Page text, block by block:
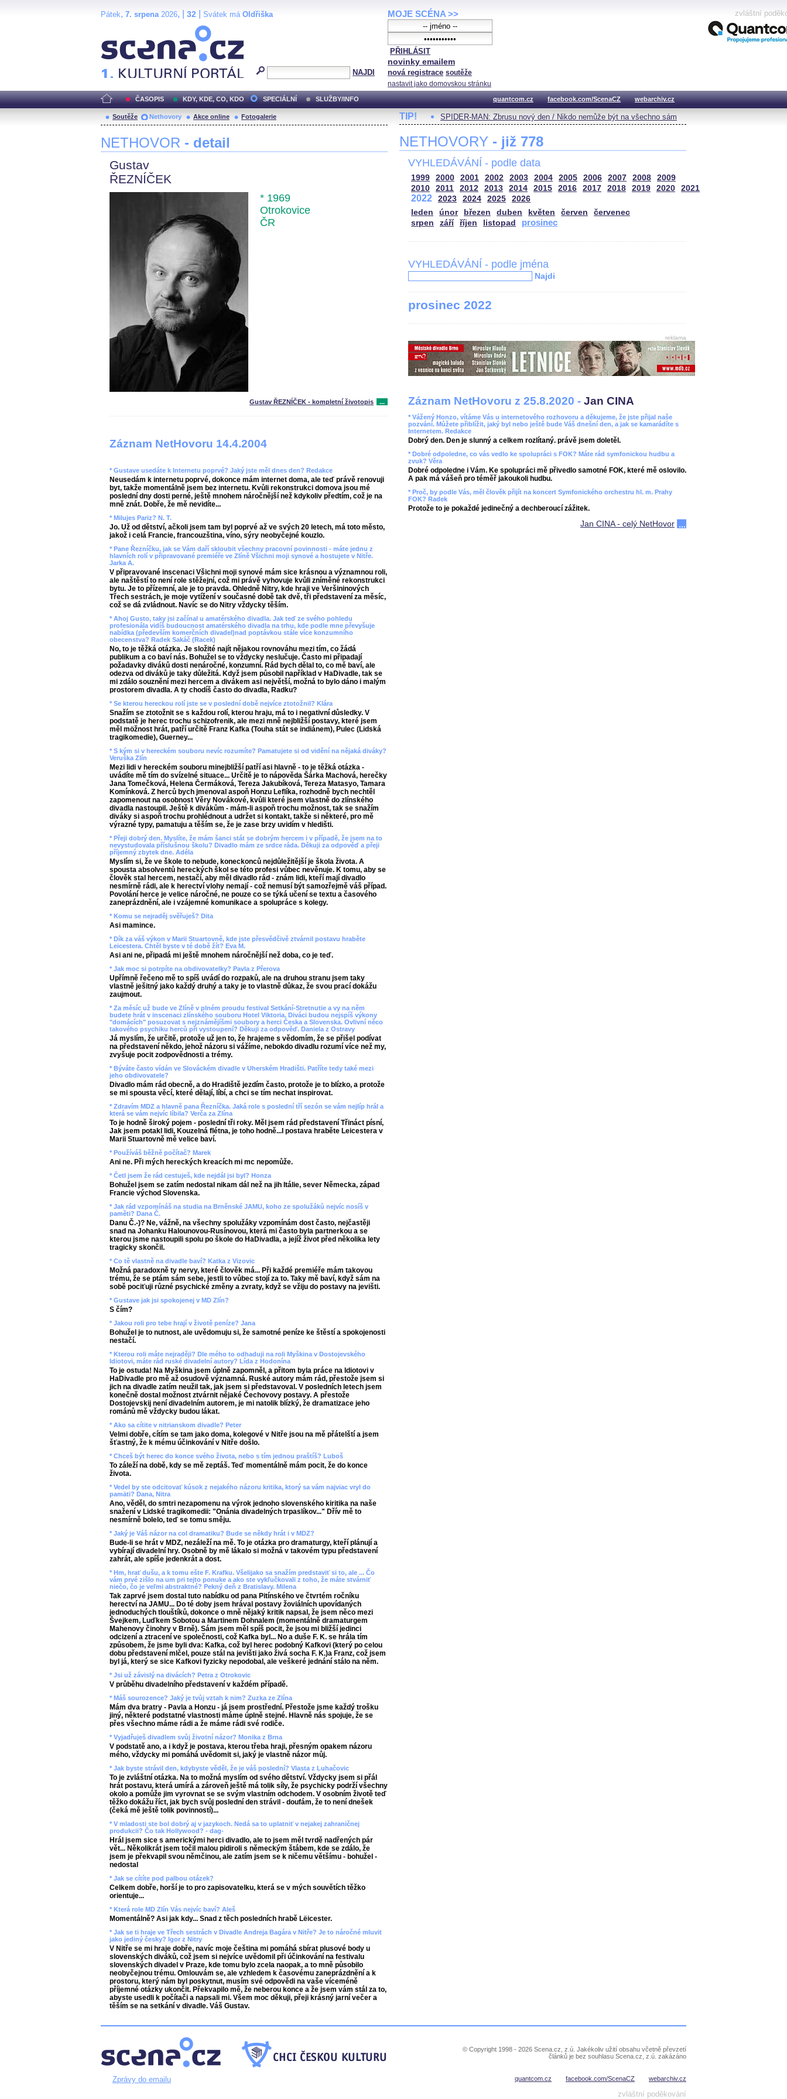
Pátek, 7. srpena2026, | 32 Svátek má Oldřiška
NAJDI
MOJE SCÉNA >>
PŘIHLÁSIT
novinky emailem
nová registrace soutěže
nastavit jako domovskou stránku
zvláštní
ČASOPIS KDY, KDE, CO, KDO SPECIÁLNÍ SLUŽBY/INFO quantcom.cz facebook.com/ScenaCZ webarchiv.cz
Soutěže Nethovory Akce online Fotogalerie
NETHOVOR - detail
Gustav
ŘEZNÍČEK
* 1969
Otrokovice
ČR
Gustav ŘEZNÍČEK - kompletní životopis ...
Záznam NetHovoru 14.4.2004
* Gustave usedáte k Internetu poprvé? Jaký jste měl dnes den? Redakce
Neusedám k internetu poprvé, dokonce mám internet doma, ale teď právě renovuji
byt, takže momentálně jsem bez internetu. Kvůli rekonstrukci domova jsou mé
poslední dny dosti perné, ještě mnohem náročnější než kdykoliv předtím, což je na
mně znát. Dobře, že mě nevidíte...
* Milujes Pariz? N. T.
Jo. Už od dětství, ačkoli jsem tam byl poprvé až ve svých 20 letech, má toto město,
jakož i celá Francie, francouzština, víno, sýry neobyčejné kouzlo.
* Pane Řezníčku, jak se Vám daří skloubit všechny pracovní povinnosti - máte jednu z
hlavních rolí v připravované premiéře ve Zlíně Všichni moji synové a hostujete v Nitře.
Jarka A.
V připravované inscenaci Všichni moji synové mám sice krásnou a významnou roli,
ale naštěstí to není role stěžejní, což mi právě vyhovuje kvůli zníměné rekonstrukci
bytu. Je to přízemní, ale je to pravda. Ohledně Nitry, kde hraji ve Veršininových
Třech sestrách, je moje vytížení v současné době tak dvě, tři představení za měsíc,
což se dá zvládnout. Navíc se do Nitry vždycky těším.
* Ahoj Gusto, taky jsi začínal u amatérského divadla. Jak teď ze svého pohledu
profesionála vidíš budoucnost amatérského divadla na trhu, kde podle mne převyšuje
nabídka (především komerčních divadel)nad poptávkou stále více konzumního
obecenstva? Radek Sakáč (Racek)
No, to je těžká otázka. Je složité najít nějakou rovnováhu mezi tím, co žádá
publikum a co baví nás. Bohužel se to vždycky neslučuje. Často mi připadají
požadavky diváků dosti nenáročné, konzumní. Rád bych dělal to, co mě baví, ale
odezva od diváků je taky důležitá. Když jsem působil například v HaDivadle, tak se
mi zdálo souznění mezi hercem a divákem asi největší, možná to bylo dáno i malým
prostorem divadla. A ty chodíš často do divadla, Radku?
* Se kterou hereckou rolí jste se v poslední době nejvíce ztotožnil? Klára
Snažím se ztotožnit se s každou rolí, kterou hraju, má to i negativní důsledky. V
podstatě je herec trochu schizofrenik, ale mezi mně nejbližší postavy, které jsem
měl möžnost hrát, patří určitě Franz Kafka (Touha stát se indiánem), Pulec (Lidská
tragikomedie), Guerney...
* S kým si v hereckém souboru nevíc rozumíte? Pamatujete si od vidění na nějaká diváky?
Veruška Zlín
Mezi lidi v hereckém souboru minejbližší patří asi hlavně - to je těžká otázka -
uvádíte mě tím do svízelné situace... Určitě je to nápověda Šárka Machová, herečky
Jana Tomečková, Helena Čermáková, Tereza Jakubíková, Tereza Matasyo, Tamara
Komínková. Z herců bych jmenoval aspoň Honzu Leflíka, rozhodně bych nechtěl
zapomenout na osobnost Věry Novákové, kvůli které jsem vlastně do zlínského
divadla nastoupil. Ještě k divákům - mám-li aspoň trochu možnost, tak se snažím
diváky si aspoň trochu prohlédnout a udržet si kontakt, takže si některé, pro mě
výrazné typy, pamatuju a těším se, že je zase brzy uvidím v hledišti.
* Přeji dobrý den. Myslíte, že mám šanci stát se dobrým hercem i v případě, že jsem na to
nevystudovala příslušnou školu? Divadlo mám ze srdce ráda. Děkuji za odpověď a přeji
příjemný zbytek dne. Adéla
Myslím si, že ve škole to nebude, koneckonců nejdůležitější je škola života. A
spousta absolventů hereckých škol se této profesi vůbec nevěnuje. K tomu, aby se
člověk stal hercem, nestačí, aby měl divadlo rád - znám lidi, kteří mají divadlo
nesmírně rádi, ale k herectví vlohy nemají - což nemusí být samozřejmě váš případ.
Povolání herce je velice náročné, ne pouze co se týká učení se textu a časového
zaneprázdnění, ale i vzájemné komunikace a spolupráce s kolegy.
* Komu se nejraděj svěřuješ? Dita
Asi mamince.
* Dík za váš výkon v Marii Stuartovně, kde jste přesvědčivě ztvárnil postavu hraběte
Leicestera. Chtěl byste v té době žít? Eva M.
Asi ani ne, připadá mi ještě mnohem náročnější než doba, co je teď.
* Jak moc si potrpíte na obdivovatelky? Pavla z Přerova
Upřímně řečeno mě to spíš uvádí do rozpaků, ale na druhou stranu jsem taky
vlastně ješitný jako každý druhý a taky je to vlastně důkaz, že svou prací dokážu
zaujmout.
* Za měsíc už bude ve Zlíně v plném proudu festival Setkání-Stretnutie a vy na něm
budete hrát v inscenaci zlínského souboru Hotel Viktoria. Diváci budou nejspíš výkony
"domácích" posuzovat s nejznámějíšmi soubory a herci Česka a Slovenska. Ovlivní něco
takového psychiku herců při vystoupení? Děkuji za odpověď. Daniela z Ostravy
Já myslím, že určitě, protože už jen to, že hrajeme s vědomím, že se přišel podívat
na představení někdo, jehož názoru si vážíme, nebokdo divadlu rozumí více než my,
zvyšuje pocit zodpovědnosti a trémy.
* Býváte často vídán ve Slováckém divadle v Uherském Hradišti. Patříte tedy také mezi
jeho obdivovatele?
Divadlo mám rád obecně, a do Hradiště jezdím často, protože je to blízko, a protože
se mi spousta věcí, které dělají, líbí, a chci se tím nechat inspirovat.
* Zdravím MDZ a hlavně pana Řezníčka. Jaká role s poslední tří sezón se vám nejlíp hrál a
která se vám nejvíc líbila? Verča za Zlína
To je hodně široký pojem - poslední tři roky. Měl jsem rád představení Třináct písní,
Jak jsem potakl lidi, Kouzelná flétna, je toho hodně...I postava hraběte Leicestera v
Marii Stuartovně mě velice baví.
* Používáš běžně počítač? Marek
Ani ne. Při mých hereckých kreacích mi mc nepomůže.
* Četl jsem že rád cestuješ, kde nejdál jsi byl? Honza
Bohužel jsem se zatím nedostal nikam dál než na jih Itálie, sever Německa, západ
Francie východ Slovenska.
* Jak rád vzpomínáš na studia na Brněnské JAMU, koho ze spolužáků nejvíc nosíš v
paměti? Dana Č.
Danu Č.-)? Ne, vážně, na všechny spolužáky vzpomínám dost často, nejčastěji
snad na Johanku Halounovou-Rusínovou, která mi často byla partnerkou a se
kterou jsme nastoupili spolu po škole do HaDivadla, a jejíž život před několika lety
tragicky skončil.
* Co tě vlastně na divadle baví? Katka z Vizovic
Možná paradoxně ty nervy, které člověk má... Při každé premiéře mám takovou
trému, že se ptám sám sebe, jestli to vůbec stojí za to. Taky mě baví, když sám na
sobě pociťuji různé psychické změny a zvraty, když se vžiju do postavy na jevišti.
* Gustave jak jsi spokojenej v MD Zlín?
S čím?
* Jakou roli pro tebe hrají v životě peníze? Jana
Bohužel je to nutnost, ale uvědomuju si, že samotné peníze ke štěstí a spokojenosti
nestačí.
* Kterou roli máte nejraději? Dle mého to odhaduji na roli Myškina v Dostojevského
Idiotovi, máte rád ruské divadelní autory? Lída z Hodonína
To je ostuda! Na Myškina jsem úplně zapomněl, a přitom byla práce na Idiotovi v
HaDivadle pro mě až osudově významná. Ruské autory mám rád, přestože jsem si
jich na divadle zatím neužil tak, jak jsem si představoval. V posledních letech jsem
konečně dostal možnost ztvárnit nějaké Čechovovy postavy. A přestože
Dostojevskij není divadelním autorem, je mi natolik blízký, že dramatizace jeho
románů mě vždycky budou lákat.
* Ako sa cítite v nitrianskom divadle? Peter
Velmi dobře, cítím se tam jako doma, kolegové v Nitře jsou na mě přátelští a jsem
šťastný, že k mému účinkování v Nitře došlo.
* Chceš být herec do konce svého života, nebo s tím jednou praštíš? Luboš
To záleží na době, kdy se mě zeptáš. Teď momentálně mám pocit, že do konce
života.
* Vedel by ste odcitovať kúsok z nejakého názoru kritika, ktorý sa vám najviac vryl do
pamäti? Dana, Nitra
Ano, věděl, do smtri nezapomenu na výrok jednoho slovenského kiritika na naše
snažení v Lidské tragikomedii: "Onánia divadelných trpaslíkov..." Dřív mě to
nesmírně bolelo, teď se tomu směju.
* Jaký je Váš názor na col dramatiku? Bude se někdy hrát i v MDZ?
Bude-li se hrát v MDZ, nezáleží na mě. To je otázka pro dramaturgy, kteří plánují a
vybírají divadelní hry. Osobně by mě lákalo si možná v takovém typu představení
zahrát, ale spíše jedenkrát a dost.
* Hm, hrať dušu, a k tomu ešte F. Krafku. Všelijako sa snažím predstaviť si to, ale ... Čo
vám prvé zišlo na um pri tejto ponuke a ako ste vykľučkovali z toho, že máte stvárniť
niečo, čo je veľmi abstraktné? Pekný deň z Bratislavy. Milena
Tak zaprvé jsem dostal tuto nabídku od pana Pitínského ve čtvrtém ročníku
herectví na JAMU... Do té doby jsem hrával postavy žoviálních upovídaných
jednoduchých tlouštíků, dokonce o mně nějaký kritik napsal, že jsem něco mezi
Švejkem, Luďkem Sobotou a Martinem Dohnalem (momentálně dramaturgem
Mahenovy činohry v Brně). Sám jsem měl spíš pocit, že jsou mi bližší jedinci
odcizení a ztracení ve společnosti, což Kafka byl... No a duše F. K. se hrála tím
způsobem, že jsme byli dva: Kafka, což byl herec podobný Kafkovi (který po celou
dobu představení mlčel, pouze stál na jevišti jako živá socha F. K.)a Franz, což jsem
byl já, který se sice Kafkovi fyzicky nepodobal, ale veškeré jednání stálo na něm.
* Jsi už závislý na divácích? Petra z Otrokovic
V průběhu divadelního představení v každém případě.
* Máš sourozence? Jaký je tvůj vztah k nim? Zuzka ze Zlína
Mám dva bratry - Pavla a Honzu - já jsem prostřední. Přestože jsme každý trošku
jiný, některé podstatné vlastnosti máme úplně stejné. Hlavně nás spojuje, že se
přes všechno máme rádi a že máme rádi své rodiče.
* Vyjadřuješ divadlem svůj životní názor? Monika z Brna
V podstatě ano, a i když je postava, kterou třeba hraji, přesným opakem názoru
mého, vždycky mi pomáhá uvědomit si, jaký je vlastně názor můj.
* Jak byste strávil den, kdybyste věděl, že je váš poslední? Vlasta z Luhačovic
To je zvláštní otázka. Na to možná myslím od svého dětství. Vždycky jsem si přál
hrát postavu, která umírá a zároveň ještě má tolik síly, že psychicky podrží všechny
okolo a pomůže jim vyrovnat se se svým vlastním odchodem. V osobním životě teď
těžko dokážu říct, jak bych svůj poslední den strávil - doufám, že to není dnešek
(čeká mě ještě tolik povinností)...
* V mladosti ste bol dobrý aj v jazykoch. Nedá sa to uplatniť v nejakej zahraničnej
produkcii? Čo tak Hollywood? - dag-
Hrál jsem sice s americkými herci divadlo, ale to jsem měl tvrdě nadřených pár
vět... Několikrát jsem točil malou pidiroli s německým štábem, kde se zdálo, že
jsem je překvapil svou němčinou, ale zatím jsem se k ničemu většímu - bohužel -
nedostal
* Jak se cítíte pod palbou otázek?
Celkem dobře, horší je to pro zapisovatelku, která se v mých souvětích těžko
orientuje...
* Která role MD Zlín Vás nejvíc baví? Aleš
Momentálně? Asi jak kdy... Snad z těch posledních hrabě Lëicester.
* Jak se ti hraje ve Třech sestrách v Divadle Andreja Bagára v Nitře? Je to náročné mluvit
jako jediný česky? Igor z Nitry
V Nitře se mi hraje dobře, navíc moje čeština mi pomáhá sbírat plusové body u
slovenských diváků, což jsem si nejvíce uvědomil při účinkování na festivalu
slovenských divadel v Praze, kde tomu bylo zcela naopak, a to mně působilo
neobyčejnou trému. Omlouvám se, ale vzhledem k časovému zaneprázdnění a k
prostoru, který nám byl poskytnut, musím své odpovědi na vaše víceméně
příjemné otázky ukončit. Překvapilo mě, že neberou konce a že jsem vám stál za to,
abyste usedli k počítači a napsali mi. Všem moc děkuji, přeji krásný jarní večer a
těším se na setkání v divadle. Váš Gustav.
TIP! SPIDER-MAN: Zbrusu nový den / Nikdo nemůže být na všechno sám
NETHOVORY - již 778
VYHLEDÁVÁNÍ - podle data
1999 2000 2001 2002 2003 2004 2005 2006 2007 2008
2009
2010
2011 2012 2013 2014 2015 2016 2017 2018 2019 2020 2021
2022 2023 2024 2025
2026
leden
únor březen duben květen červen
červenec
srpen
září říjen listopad prosinec
VYHLEDÁVÁNÍ - podle jména
Najdi
prosinec 2022
reklama
Záznam NetHovoru z 25.8.2020 - Jan CINA
* Vážený Honzo, vítáme Vás u internetového rozhovoru a děkujeme, že jste přijal naše
pozvání. Můžete přiblížit, jaký byl nebo ještě bude Váš dnešní den, a jak se kamarádíte s
Internetem. Redakce
Dobrý den. Den je slunný a celkem rozlítaný. právě jsem doletěl.
* Dobré odpoledne, co vás vedlo ke spolupráci s FOK? Máte rád symfonickou hudbu a
zvuk? Věra
Dobré odpoledne i Vám. Ke spolupráci mě přivedlo samotné FOK, které mě oslovilo.
A pak má vášeň pro téměř jakoukoli hudbu.
* Proč, by podle Vás, měl člověk přijít na koncert Symfonického orchestru hl. m. Prahy
FOK? Radek
Protože to je pokaždé jedinečný a dechberoucí zážitek.
Jan CINA - celý NetHovor
© Copyright 1998 - 2026 Scena.cz, z.ú. Jakékoliv užití obsahu včetně převzetí
článků je bez souhlasu Scena.cz, z.ú. zakázáno
Zprávy do emailu quantcom.cz facebook.com/ScenaCZ webarchiv.cz
zvláštní poděkování